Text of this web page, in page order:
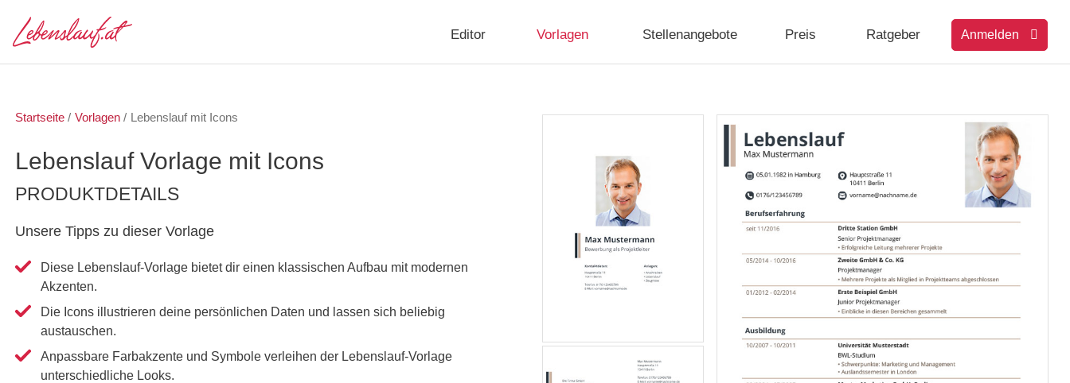
Editor Vorlagen Stellenangebote Preis Ratgeber Anmelden
Startseite / Vorlagen/ Lebenslauf mit Icons
Lebenslauf Vorlage mit Icons
PRODUKTDETAILS
Unsere Tipps zu dieser Vorlage
Diese Lebenslauf-Vorlage bietet dir einen klassischen Aufbau mit modernen
Akzenten.
Die Icons illustrieren deine persönlichen Daten und lassen sich beliebig
austauschen.
Anpassbare Farbakzente und Symbole verleihen der Lebenslauf-Vorlage
unterschiedliche Looks.